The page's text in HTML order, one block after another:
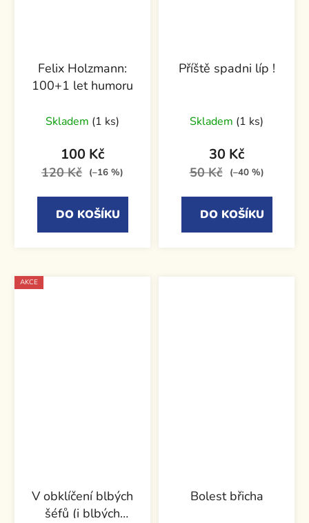
Felix Holzmann:
100+1 let humoru
Skladem (1 ks)
100 Kč
120 Kč (–16 %)
DO KOŠÍKU
Příště spadni líp !
Skladem (1 ks)
30 Kč
50 Kč (–40 %)
DO KOŠÍKU
AKCE
V obklíčení blbých
šéfů (i blbých
Bolest břicha